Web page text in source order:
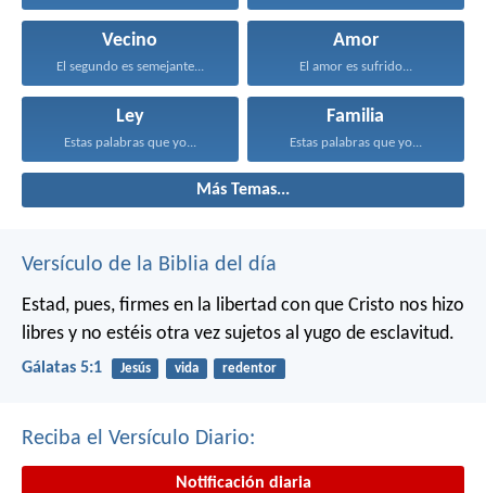
Vecino
El segundo es semejante...
Amor
El amor es sufrido...
Ley
Estas palabras que yo...
Familia
Estas palabras que yo...
Más Temas...
Versículo de la Biblia del día
Estad, pues, firmes en la libertad con que Cristo nos hizo
libres y no estéis otra vez sujetos al yugo de esclavitud.
Gálatas 5:1 Jesús vida redentor
Reciba el Versículo Diario:
Notificación diaria